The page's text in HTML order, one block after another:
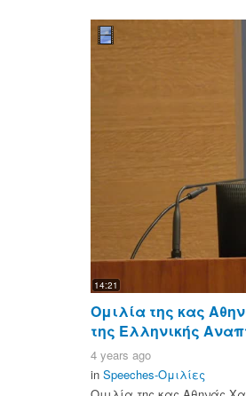
14:21
Ομιλία της κας
της Ελληνικής
4 years ago
in Speeches-Ομιλίες